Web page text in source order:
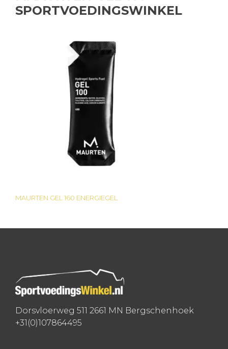
SPORTVOEDINGSWINKEL
Bericht
navigatie
MAURTEN GEL 160 ENERGIEGEL
Dorsvloerweg 511 2661 MN Bergschenhoek
+31(0)107864495